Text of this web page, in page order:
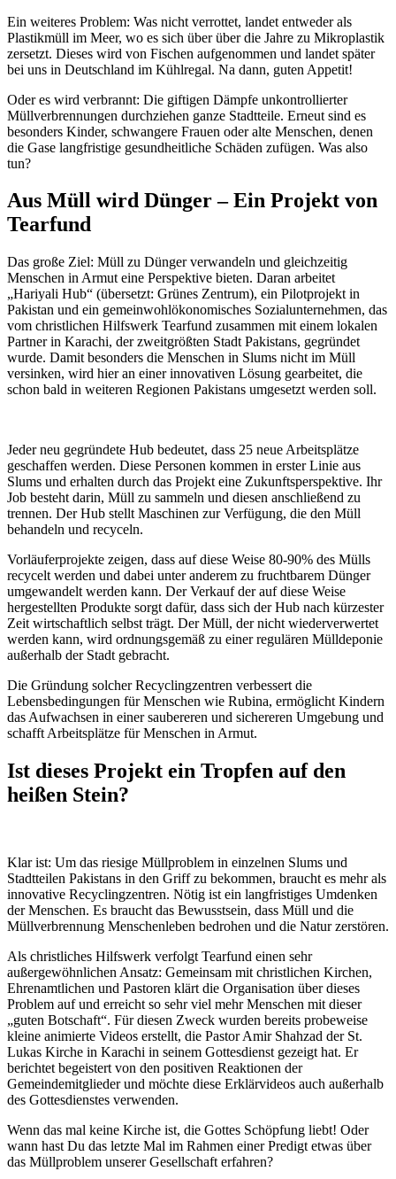
Ein weiteres Problem: Was nicht verrottet, landet entweder als
Plastikmüll im Meer, wo es sich über über die Jahre zu Mikroplastik
zersetzt. Dieses wird von Fischen aufgenommen und landet später
bei uns in Deutschland im Kühlregal. Na dann, guten Appetit!
Oder es wird verbrannt: Die giftigen Dämpfe unkontrollierter
Müllverbrennungen durchziehen ganze Stadtteile. Erneut sind es
besonders Kinder, schwangere Frauen oder alte Menschen, denen
die Gase langfristige gesundheitliche Schäden zufügen. Was also
tun?
Aus Müll wird Dünger –Ein Projekt von
Tearfund
Das große Ziel: Müll zu Dünger verwandeln und gleichzeitig
Menschen in Armut eine Perspektive bieten. Daran arbeitet
„Hariyali Hub“ (übersetzt: Grünes Zentrum), ein Pilotprojekt in
Pakistan und ein gemeinwohlökonomisches Sozialunternehmen, das
vom christlichen Hilfswerk Tearfund zusammen mit einem lokalen
Partner in Karachi, der zweitgrößten Stadt Pakistans, gegründet
wurde. Damit besonders die Menschen in Slums nicht im Müll
versinken, wird hier an einer innovativen Lösung gearbeitet, die
schon bald in weiteren Regionen Pakistans umgesetzt werden soll.
Jeder neu gegründete Hub bedeutet, dass 25 neue Arbeitsplätze
geschaffen werden. Diese Personen kommen in erster Linie aus
Slums und erhalten durch das Projekt eine Zukunftsperspektive. Ihr
Job besteht darin, Müll zu sammeln und diesen anschließend zu
trennen. Der Hub stellt Maschinen zur Verfügung, die den Müll
behandeln und recyceln.
Vorläuferprojekte zeigen, dass auf diese Weise 80-90% des Mülls
recycelt werden und dabei unter anderem zu fruchtbarem Dünger
umgewandelt werden kann. Der Verkauf der auf diese Weise
hergestellten Produkte sorgt dafür, dass sich der Hub nach kürzester
Zeit wirtschaftlich selbst trägt. Der Müll, der nicht wiederverwertet
werden kann, wird ordnungsgemäß zu einer regulären Mülldeponie
außerhalb der Stadt gebracht.
Die Gründung solcher Recyclingzentren verbessert die
Lebensbedingungen für Menschen wie Rubina, ermöglicht Kindern
das Aufwachsen in einer saubereren und sichereren Umgebung und
schafft Arbeitsplätze für Menschen in Armut.
Ist dieses Projekt ein Tropfen auf den
heißen Stein?
Klar ist: Um das riesige Müllproblem in einzelnen Slums und
Stadtteilen Pakistans in den Griff zu bekommen, braucht es mehr als
innovative Recyclingzentren. Nötig ist ein langfristiges Umdenken
der Menschen. Es braucht das Bewusstsein, dass Müll und die
Müllverbrennung Menschenleben bedrohen und die Natur zerstören.
Als christliches Hilfswerk verfolgt Tearfund einen sehr
außergewöhnlichen Ansatz: Gemeinsam mit christlichen Kirchen,
Ehrenamtlichen und Pastoren klärt die Organisation über dieses
Problem auf und erreicht so sehr viel mehr Menschen mit dieser
„guten Botschaft“. Für diesen Zweck wurden bereits probeweise
kleine animierte Videos erstellt, die Pastor Amir Shahzad der St.
Lukas Kirche in Karachi in seinem Gottesdienst gezeigt hat. Er
berichtet begeistert von den positiven Reaktionen der
Gemeindemitglieder und möchte diese Erklärvideos auch außerhalb
des Gottesdienstes verwenden.
Wenn das mal keine Kirche ist, die Gottes Schöpfung liebt! Oder
wann hast Du das letzte Mal im Rahmen einer Predigt etwas über
das Müllproblem unserer Gesellschaft erfahren?